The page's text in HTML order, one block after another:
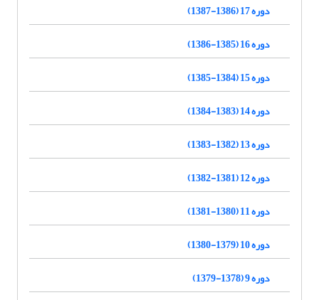
دوره 17 (1386-1387)
دوره 16 (1385-1386)
دوره 15 (1384-1385)
دوره 14 (1383-1384)
دوره 13 (1382-1383)
دوره 12 (1381-1382)
دوره 11 (1380-1381)
دوره 10 (1379-1380)
دوره 9 (1378-1379)